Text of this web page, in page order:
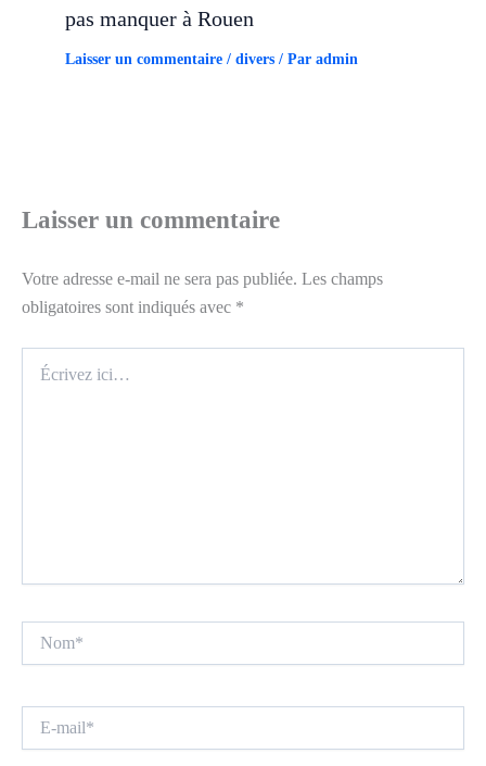
pas manquer à Rouen
Laisser un commentaire / divers / Par admin
Laisser un commentaire
Votre adresse e-mail ne sera pas publiée. Les champs
obligatoires sont indiqués avec *
ici…
mail*